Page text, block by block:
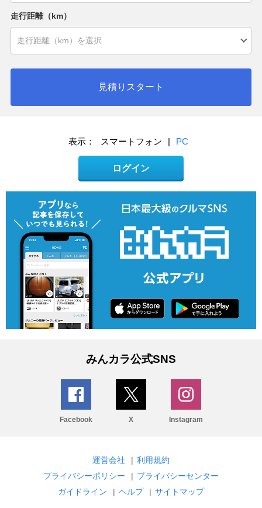
走行距離（km）
見積りスタート
表示： スマートフォン | PC
ログイン
みんカラ公式SNS
Facebook X Instagram
運営会社 | 利用規約
プライバシーポリシー
| プライバシーセンター
ガイドライン
| ヘルプ | サイトマップ